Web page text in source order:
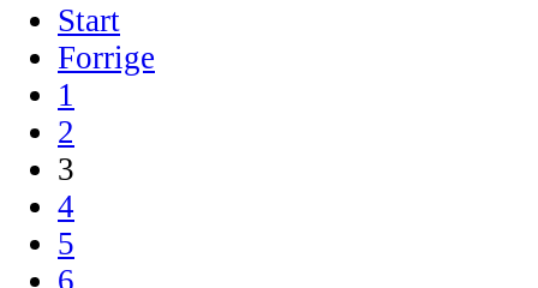
Start
Forrige
1
2
3
4
5
6